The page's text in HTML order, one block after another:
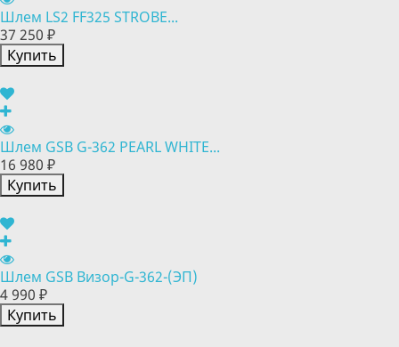
Шлем LS2 FF325 STROBE...
37 250 ₽
Купить
Шлем GSB G-362 PEARL WHITE...
16 980 ₽
Купить
Шлем GSB Визор-G-362-(ЭП)
4 990 ₽
Купить